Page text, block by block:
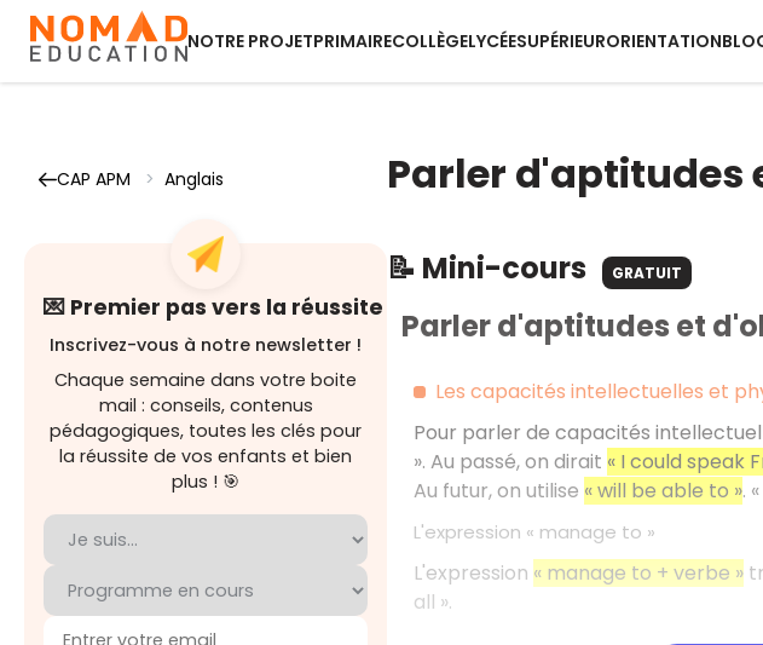
NOTRE PROJETPRIMAIRECOLLÈGELYCÉESUPÉRIEURORIENTATION
CAP APM > Anglais
💌 Premier pas vers la réussite
Inscrivez-vous à notre newsletter !
Chaque semaine dans votre boite
mail : conseils, contenus
pédagogiques, toutes les clés pour
la réussite de vos enfants et bien
plus ! 🎯
Parler d'aptitudes
📝 Mini-cours GRATUIT
Parler d'aptitudes et
Les capacités intellectuelles et
Pour parler de capacités
». Au passé, on dirait « I could speak
Au futur, on utilise « will be able to ».
L'expression « manage to »
L'expression « manage to + verbe »
all ».